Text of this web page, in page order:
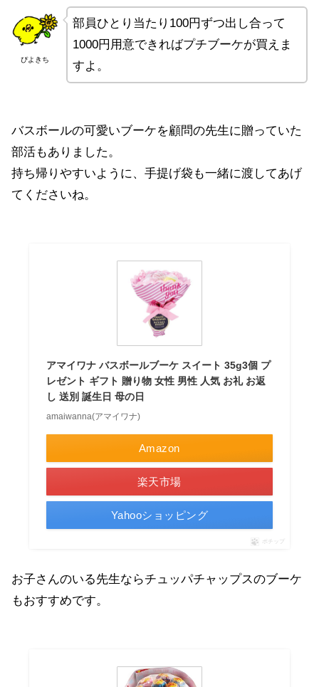
ぴよきち
部員ひとり当たり100円ずつ出し合って
1000円用意できればプチブーケが買えま
すよ。
バスボールの可愛いブーケを顧問の先生に贈っていた
部活もありました。
持ち帰りやすいように、手提げ袋も一緒に渡してあげ
てくださいね。
アマイワナ バスボールブーケ スイート 35g3個 プ
レゼント ギフト 贈り物 女性 男性 人気 お礼 お返
し 送別 誕生日 母の日
amaiwanna(アマイワナ)
Amazon
楽天市場
Yahooショッピング
ポチップ
お子さんのいる先生ならチュッパチャップスのブーケ
もおすすめです。